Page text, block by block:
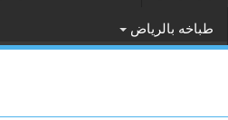
طباخه بالرياض